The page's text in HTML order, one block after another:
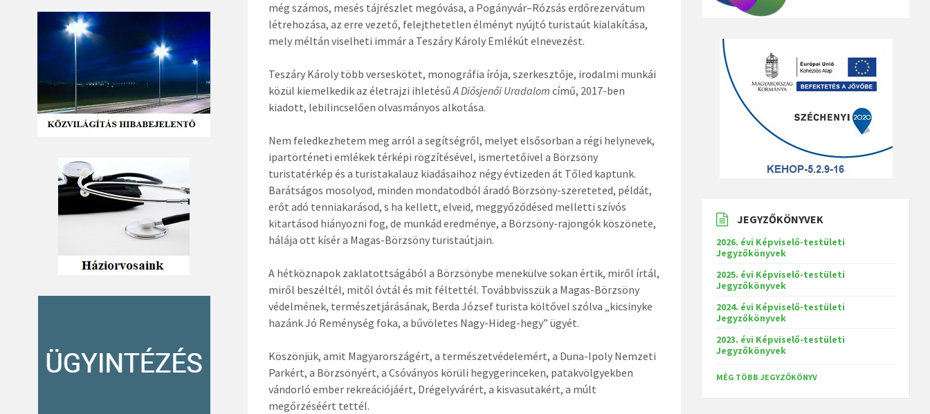
még számos, mesés tájrészlet megóvása, a Pogányvár–Rózsás erdőrezervátum
létrehozása, az erre vezető, felejthetetlen élményt nyújtó turistaút kialakítása,
mely méltán viselheti immár a Teszáry Károly Emlékút elnevezést.
Teszáry Károly több verseskötet, monográfia írója, szerkesztője, irodalmi munkái
közül kiemelkedik az életrajzi ihletésűA Diósjenői Uradalom című, 2017-ben
kiadott, lebilincselően olvasmányos alkotása.
Nem feledkezhetem meg arról a segítségről, melyet elsősorban a régi helynevek,
ipartörténeti emlékek térképi rögzítésével, ismertetőivel a Börzsöny
turistatérkép és a turistakalauz kiadásaihoz négy évtizeden át Tőled kaptunk.
Barátságos mosolyod, minden mondatodból áradó Börzsöny-szereteted, példát,
erőt adó tenniakarásod, s ha kellett, elveid, meggyőződésed melletti szívós
kitartásod hiányozni fog, de munkád eredménye, a Börzsöny-rajongók köszönete,
hálája ott kísér a Magas-Börzsöny turistaútjain.
A hétköznapok zaklatottságából a Börzsönybe menekülve sokan értik, miről írtál,
miről beszéltél, mitől óvtál és mit féltettél. Továbbvisszük a Magas-Börzsöny
védelmének, természetjárásának, Berda József turista költővel szólva „kicsinyke
hazánk Jó Reménység foka, a bűvöletes Nagy-Hideg-hegy” ügyét.
Köszönjük, amit Magyarországért, a természetvédelemért, a Duna-Ipoly Nemzeti
Parkért, a Börzsönyért, a Csóványos körüli hegygerinceken, patakvölgyekben
vándorló ember rekreációjáért, Drégelyvárért, a kisvasutakért, a múlt
megőrzéséért tettél.
JEGYZŐKÖNYVEK
2026. évi Képviselő-testületi
Jegyzőkönyvek
2025. évi Képviselő-testületi
Jegyzőkönyvek
2024. évi Képviselő-testületi
Jegyzőkönyvek
2023. évi Képviselő-testületi
Jegyzőkönyvek
MÉG TÖBB JEGYZŐKÖNYV